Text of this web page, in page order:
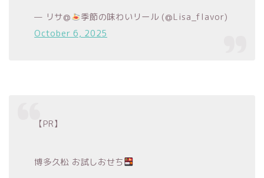
— リサ@
季節の味わいリール (@Lisa_flavor)
October 6, 2025
【PR】
博多久松 お試しおせち